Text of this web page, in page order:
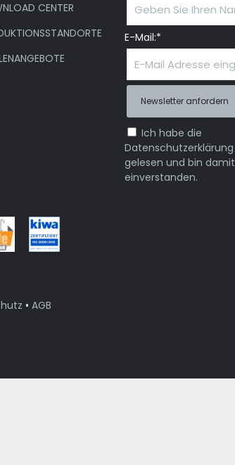
CENTER
E-Mail:*
Ich habe die
Datenschutzerklärung
gelesen und bin damit
einverstanden.
• AGB